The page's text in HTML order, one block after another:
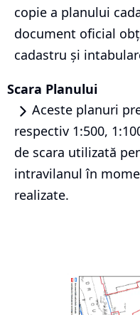
copie a planului
document oficial
cadastru și
Scara Planului
Aceste planuri
respectiv 1:500,
de scara utilizată
intravilanul în
realizate.